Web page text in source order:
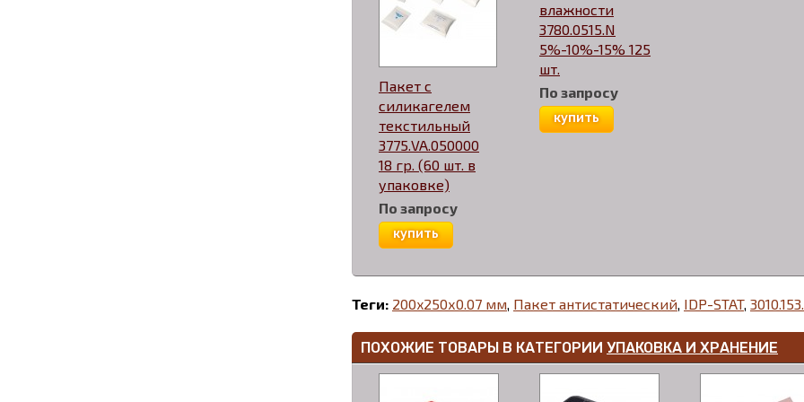
Пакет с
силикагелем
текстильный
3775.VA.050000
18 гр. (60 шт. в
упаковке)
По запросу
купить
влажности
3780.0515.N
5%-10%-15% 125
шт.
По запросу
купить
Теги: 200x250х0.07 мм Пакет антистатический IDP-STAT,
ПОХОЖИЕ ТОВАРЫ В КАТЕГОРИИ УПАКОВКА И ХРАНЕНИЕ